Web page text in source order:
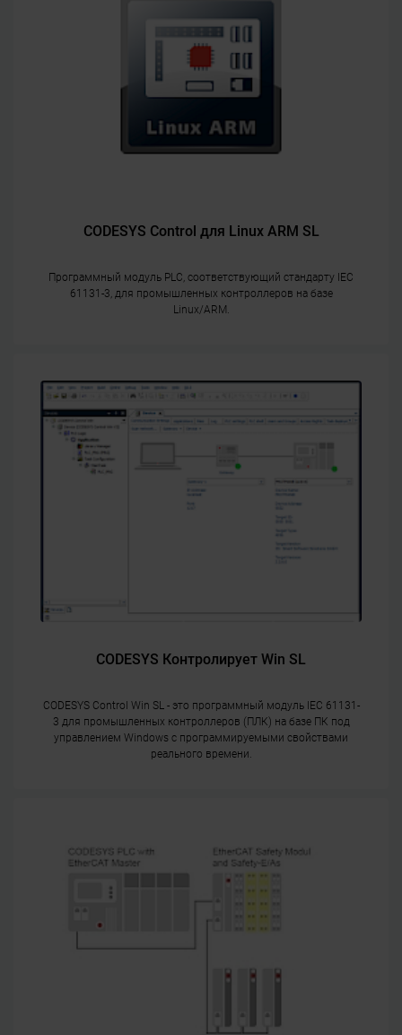
CODESYS Control для Linux ARM SL
Программный модуль PLC, соответствующий стандарту IEC
61131-3, для промышленных контроллеров на базе
Linux/ARM.
CODESYS Контролирует Win SL
CODESYS Control Win SL - это программный модуль IEC 61131-
3 для промышленных контроллеров (ПЛК) на базе ПК под
управлением Windows с программируемыми свойствами
реального времени.